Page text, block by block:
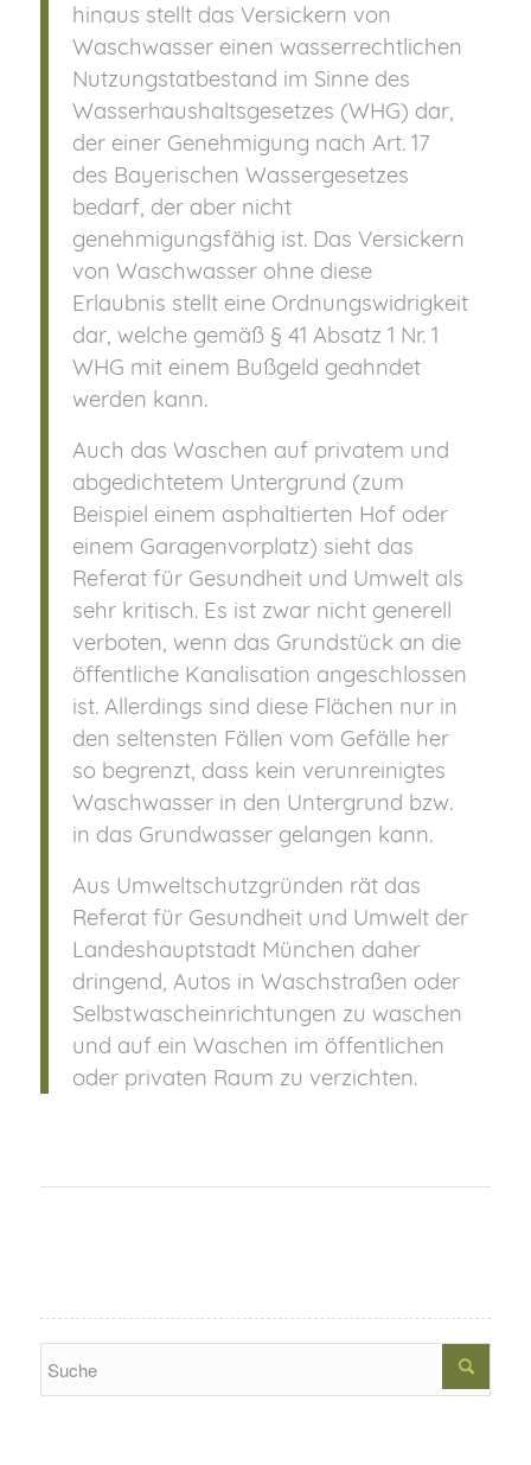
hinaus stellt das Versickern von
Waschwasser einen wasserrechtlichen
Nutzungstatbestand im Sinne des
Wasserhaushaltsgesetzes (WHG) dar,
der einer Genehmigung nach Art. 17
des Bayerischen Wassergesetzes
bedarf, der aber nicht
genehmigungsfähig ist. Das Versickern
von Waschwasser ohne diese
Erlaubnis stellt eine Ordnungswidrigkeit
dar, welche gemäß § 41 Absatz 1 Nr. 1
WHG mit einem Bußgeld geahndet
werden kann.
Auch das Waschen auf privatem und
abgedichtetem Untergrund (zum
Beispiel einem asphaltierten Hof oder
einem Garagenvorplatz) sieht das
Referat für Gesundheit und Umwelt als
sehr kritisch. Es ist zwar nicht generell
verboten, wenn das Grundstück an die
öffentliche Kanalisation angeschlossen
ist. Allerdings sind diese Flächen nur in
den seltensten Fällen vom Gefälle her
so begrenzt, dass kein verunreinigtes
Waschwasser in den Untergrund bzw.
in das Grundwasser gelangen kann.
Aus Umweltschutzgründen rät das
Referat für Gesundheit und Umwelt der
Landeshauptstadt München daher
dringend, Autos in Waschstraßen oder
Selbstwascheinrichtungen zu waschen
und auf ein Waschen im öffentlichen
oder privaten Raum zu verzichten.